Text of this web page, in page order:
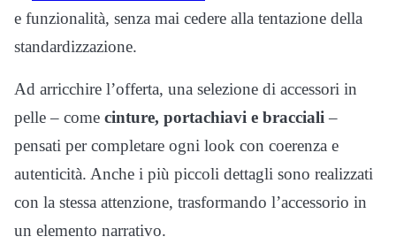
e funzionalità, senza mai cedere alla tentazione della
standardizzazione.
Ad arricchire l’offerta, una selezione di accessori in
pelle – come cinture, portachiavi e bracciali –
pensati per completare ogni look con coerenza e
autenticità. Anche i più piccoli dettagli sono realizzati
con la stessa attenzione, trasformando l’accessorio in
un elemento narrativo.